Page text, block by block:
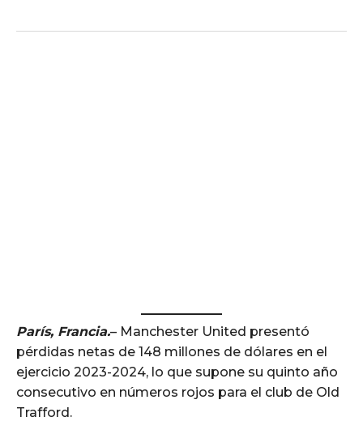
París, Francia.– Manchester United presentó
pérdidas netas de 148 millones de dólares en el
ejercicio 2023-2024, lo que supone su quinto año
consecutivo en números rojos para el club de Old
Trafford.